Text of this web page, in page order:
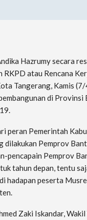
Hazrumy secara
atau Rencana
Tangerang, Kamis (7/
di
peran Pemerintah
Pemprov
pencapain Pemprov
tahun depan, tentu
hadapan peserta
Zaki Iskandar,